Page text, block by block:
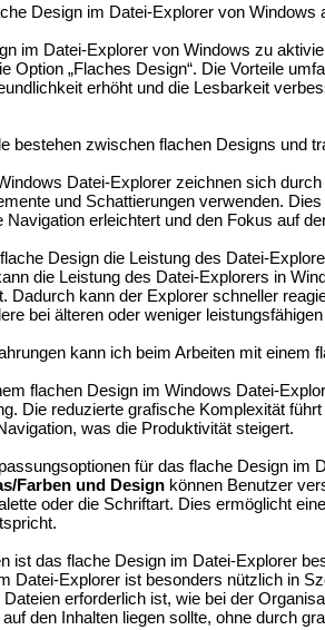
Design im Datei-Explorer von Windows
im Datei-Explorer von Windows zu
Option „Flaches Design“. Die Vorteile
erhöht und die Lesbarkeit
bestehen zwischen flachen Designs und
Datei-Explorer zeichnen sich
und Schattierungen verwenden.
erleichtert und den Fokus auf
Design die Leistung des Datei-
die Leistung des Datei-Explorers in
Dadurch kann der Explorer schneller
bei älteren oder weniger
kann ich beim Arbeiten mit einem
flachen Design im Windows Datei-
Die reduzierte grafische Komplexität
was die Produktivität steigert.
für das flache Design im
Farben und Design können Benutzer
oder die Schriftart. Dies ermöglicht
ist das flache Design im Datei-Explorer
Datei-Explorer ist besonders nützlich in
erforderlich ist, wie bei der
den Inhalten liegen sollte, ohne durch